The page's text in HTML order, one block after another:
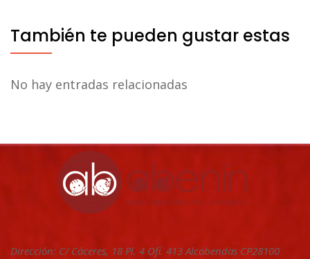
También te pueden gustar estas
No hay entradas relacionadas
Dirección: C/ Cáceres, 18 Pl. 4 Ofi. 413 Alcobendas CP28100